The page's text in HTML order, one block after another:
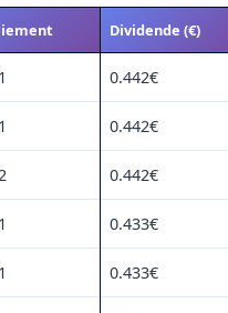
Dividende (€)
0.442€
0.442€
0.442€
0.433€
0.433€